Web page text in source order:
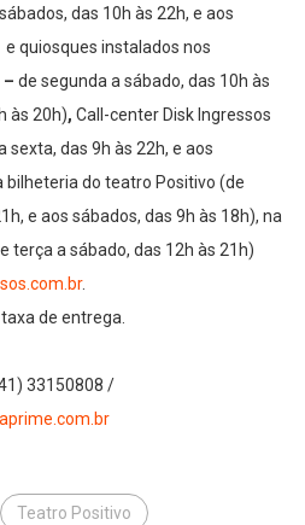
das 10h às 22h, e aos
quiosques instalados nos
– de segunda a sábado, das 10h às
às 20h), Call-center Disk Ingressos
sexta, das 9h às 22h, e aos
bilheteria do teatro Positivo (de
e aos sábados, das 9h às 18h), na
terça a sábado, das 12h às 21h)
.
de entrega.
33150808 /
Teatro Positivo